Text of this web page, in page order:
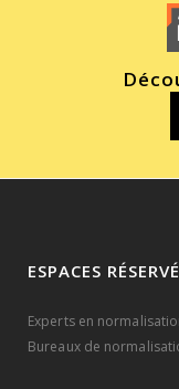
ESPACES
Experts en
Bureaux de